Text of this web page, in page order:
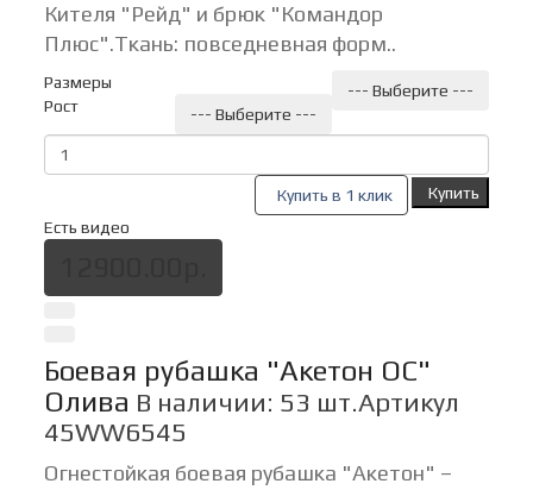
Кителя "Рейд" и брюк "Командор
Плюс".Ткань: повседневная форм..
Размеры
--- Выберите ---
Рост
--- Выберите ---
Купить в 1 клик
Купить
Есть видео
Боевая рубашка "Акетон ОС"
Олива В наличии: 53 шт.Артикул
45WW6545
Огнестойкая боевая рубашка "Акетон" –